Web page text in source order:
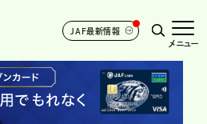
JAF最新情報
メニュー